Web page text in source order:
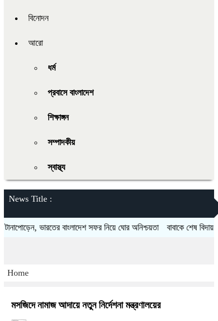
বিনোদন
আরো
ধর্ম
প্রবাসে বাংলাদেশ
শিক্ষাঙ্গন
সম্পাদকীয়
স্বাস্থ্য
News Title :
ভারতের বাংলাদেশ সফর নিয়ে ঘোর অনিশ্চয়তা বাবাকে শেষ বিদায়
Home
মসজিদে নামাজ আদায়ে নতুন নির্দেশনা মন্ত্রণালয়ের